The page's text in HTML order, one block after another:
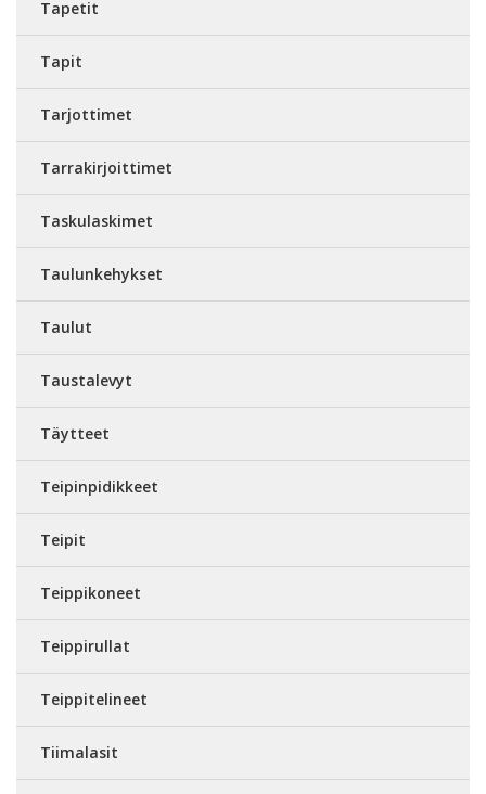
Tapetit
Tapit
Tarjottimet
Tarrakirjoittimet
Taskulaskimet
Taulunkehykset
Taulut
Taustalevyt
Täytteet
Teipinpidikkeet
Teipit
Teippikoneet
Teippirullat
Teippitelineet
Tiimalasit